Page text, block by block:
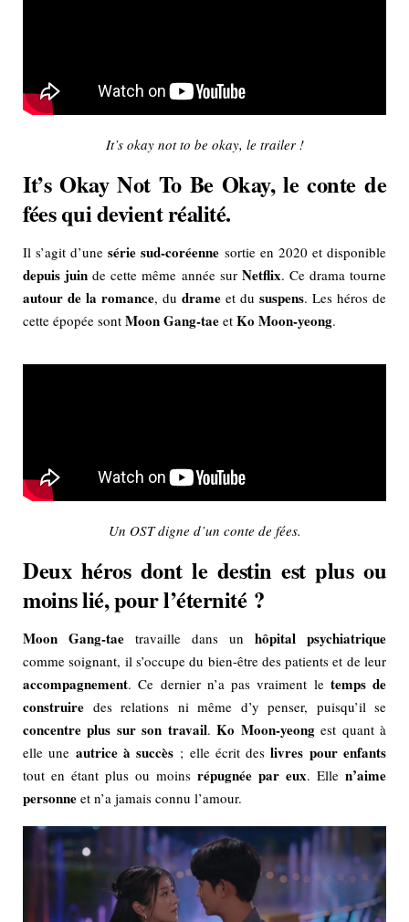
It’s okay not to be okay, le trailer !
It’s Okay Not To Be Okay, le conte de
fées qui devient réalité.
Il s’agit d’unesérie sud-coréenne sortie en 2020 et disponible
depuis juin de cette même année sur Netflix. Ce drama tourne
autour de la romance, du drame et du suspens. Les héros de
cette épopée sont Moon Gang-tae et Ko Moon-yeong.
Un OST digne d’un conte de fées.
Deux héros dont le destin est plus ou
moins lié, pour l’éternité ?
Moon Gang-tae travaille dans un hôpital psychiatrique
comme soignant, il s’occupe du bien-être des patients et de leur
accompagnement. Ce dernier n’a pas vraiment le temps de
construire des relations ni même d’y penser, puisqu’il se
concentre plus sur son travail.Ko Moon-yeongest quant à
elle une autrice à succès ; elle écrit deslivres pour enfants
tout en étant plus ou moins répugnée par eux. Elle n’aime
personne et n’a jamais connu l’amour.